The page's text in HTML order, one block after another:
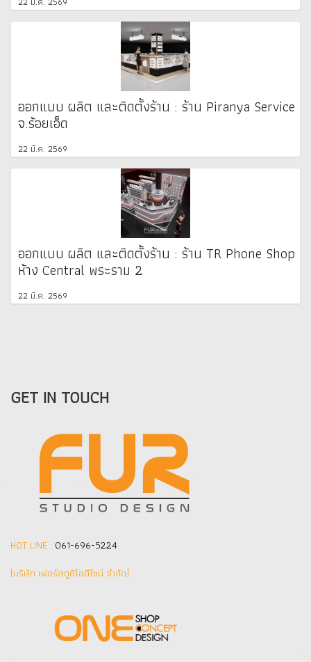
ออกแบบ ผลิต และติดตั้งร้าน : ร้าน Piranya Service
จ.ร้อยเอ็ด
22 มี.ค. 2569
ออกแบบ ผลิต และติดตั้งร้าน : ร้าน TR Phone Shop
ห้าง Central พระราม 2
22 มี.ค. 2569
GET IN TOUCH
HOT LINE : 061-696-5224
(บริษัท เฟอร์สตูดิโอดีไซน์ จำกัด]